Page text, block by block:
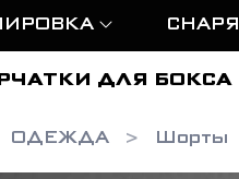
ДЛЯ БОКСА
ОДЕЖДА Шорты